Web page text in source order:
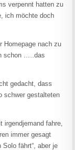
verpennt hatten zu
ich möchte doch
nach zu
schon …..das
gedacht, dass
schwer gestalteten
irgendjemand fahre,
immer gesagt
Solo fährt“, aber je